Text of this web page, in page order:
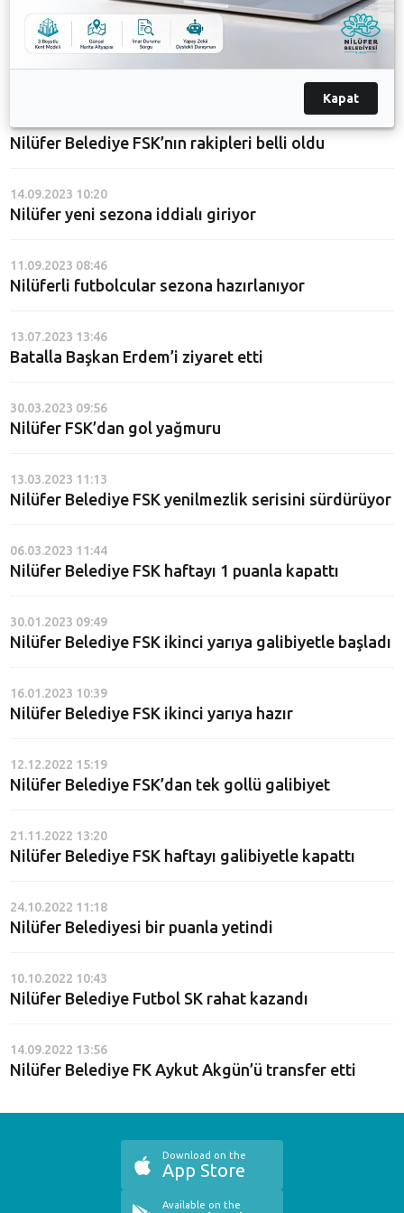
09.10.2023 09:44
Nilüfer Belediye FSK’nın fikstürü belli oldu
Nilüfer Belediye FSK’nın rakipleri belli oldu
14.09.2023 10:20
Nilüfer yeni sezona iddialı giriyor
11.09.2023 08:46
Nilüferli futbolcular sezona hazırlanıyor
13.07.2023 13:46
Batalla Başkan Erdem’i ziyaret etti
30.03.2023 09:56
Nilüfer FSK’dan gol yağmuru
13.03.2023 11:13
Nilüfer Belediye FSK yenilmezlik serisini sürdürüyor
06.03.2023 11:44
Nilüfer Belediye FSK haftayı 1 puanla kapattı
30.01.2023 09:49
Nilüfer Belediye FSK ikinci yarıya galibiyetle başladı
16.01.2023 10:39
Nilüfer Belediye FSK ikinci yarıya hazır
12.12.2022 15:19
Nilüfer Belediye FSK’dan tek gollü galibiyet
21.11.2022 13:20
Nilüfer Belediye FSK haftayı galibiyetle kapattı
24.10.2022 11:18
Nilüfer Belediyesi bir puanla yetindi
10.10.2022 10:43
Nilüfer Belediye Futbol SK rahat kazandı
14.09.2022 13:56
Nilüfer Belediye FK Aykut Akgün’ü transfer etti
Download on the
App Store
Available on the
Kapat